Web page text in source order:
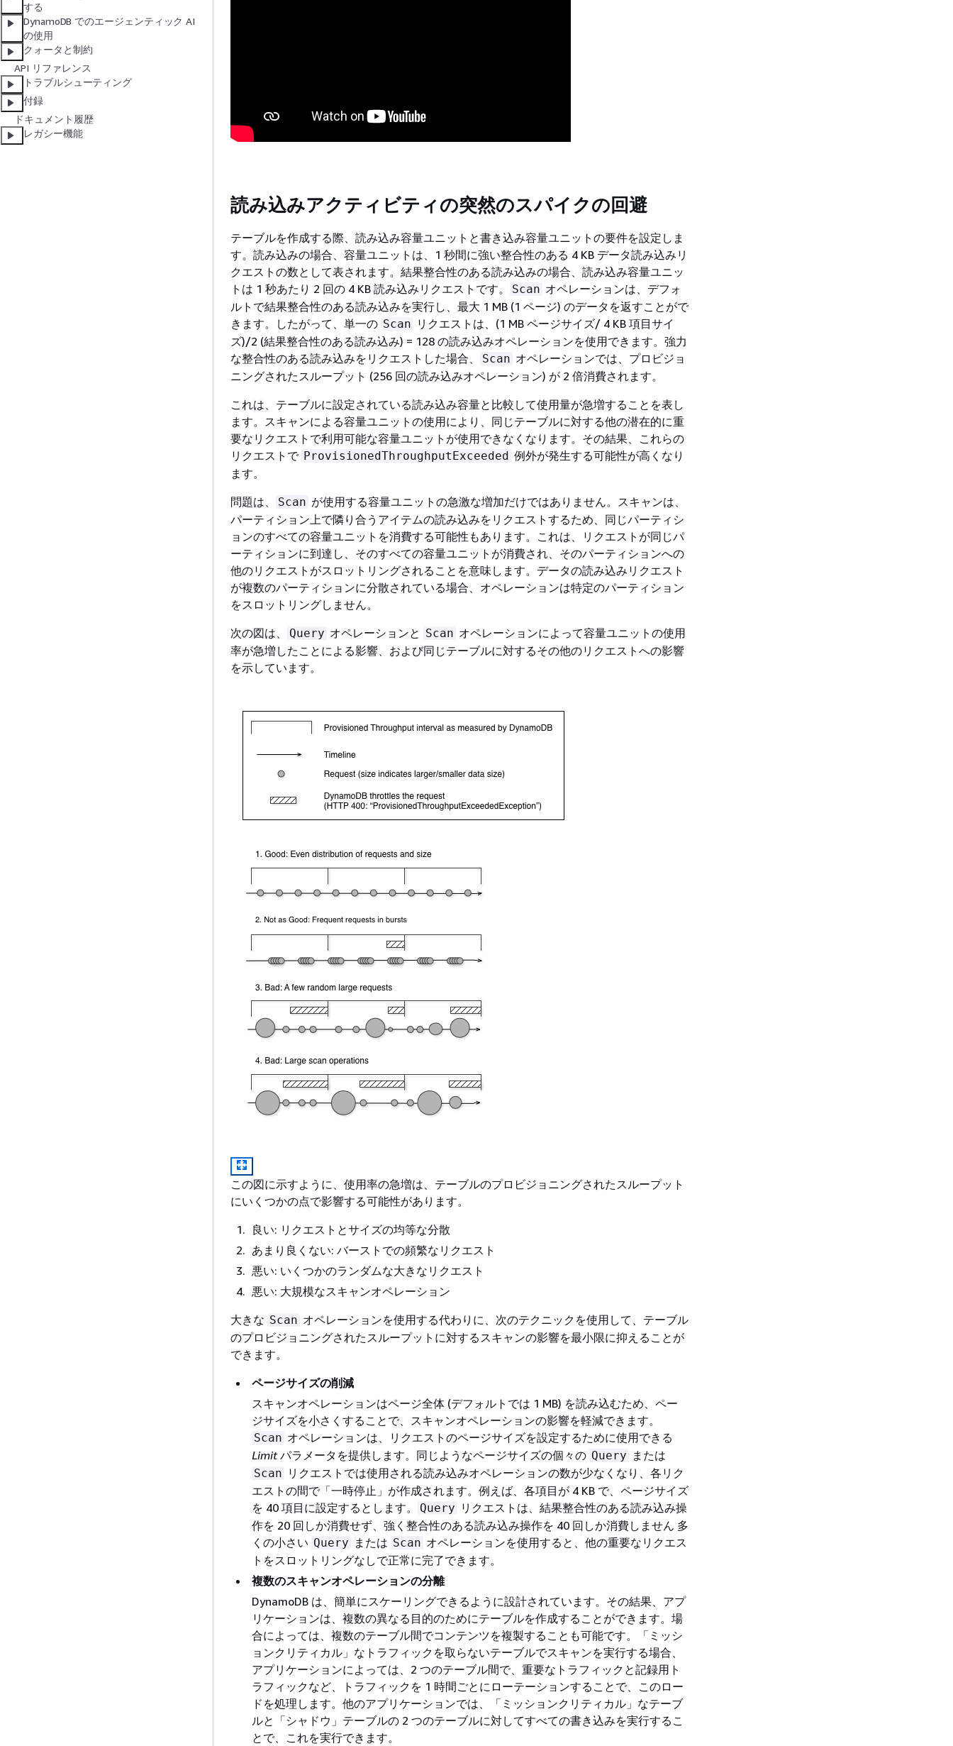
する
DynamoDB でのエージェンティック AI
の使用
クォータと制約
API リファレンス
トラブルシューティング
付録
ドキュメント履歴
レガシー機能
読み込みアクティビティの突然のスパイクの回避
テーブルを作成する際、読み込み容量ユニットと書き込み容量ユニットの要件を設定しま
す。読み込みの場合、容量ユニットは、1 秒間に強い整合性のある 4 KB データ読み込みリ
クエストの数として表されます。結果整合性のある読み込みの場合、読み込み容量ユニッ
トは 1 秒あたり 2 回の 4 KB 読み込みリクエストです。
Scan オペレーションは、デフォ
ルトで結果整合性のある読み込みを実行し、最大 1 MB (1 ページ) のデータを返すことがで
きます。したがって、単一の Scan リクエストは、(1 MB ページサイズ/ 4 KB 項目サイ
ズ)/2 (結果整合性のある読み込み) = 128 の読み込みオペレーションを使用できます。強力
な整合性のある読み込みをリクエストした場合、
Scan オペレーションでは、プロビジョ
ニングされたスループット (256 回の読み込みオペレーション) が 2 倍消費されます。
これは、テーブルに設定されている読み込み容量と比較して使用量が急増することを表し
ます。スキャンによる容量ユニットの使用により、同じテーブルに対する他の潜在的に重
要なリクエストで利用可能な容量ユニットが使用できなくなります。その結果、これらの
リクエストで ProvisionedThroughputExceeded 例外が発生する可能性が高くなり
ます。
問題は、
Scan が使用する容量ユニットの急激な増加だけではありません。スキャンは、
パーティション上で隣り合うアイテムの読み込みをリクエストするため、同じパーティシ
ョンのすべての容量ユニットを消費する可能性もあります。これは、リクエストが同じパ
ーティションに到達し、そのすべての容量ユニットが消費され、そのパーティションへの
他のリクエストがスロットリングされることを意味します。データの読み込みリクエスト
が複数のパーティションに分散されている場合、オペレーションは特定のパーティション
をスロットリングしません。
次の図は、
Query オペレーションと Scan オペレーションによって容量ユニットの使用
率が急増したことによる影響、および同じテーブルに対するその他のリクエストへの影響
を示しています。
この図に示すように、使用率の急増は、テーブルのプロビジョニングされたスループット
にいくつかの点で影響する可能性があります。
良い: リクエストとサイズの均等な分散
あまり良くない: バーストでの頻繁なリクエスト
悪い: いくつかのランダムな大きなリクエスト
悪い: 大規模なスキャンオペレーション
大きな Scan オペレーションを使用する代わりに、次のテクニックを使用して、テーブル
のプロビジョニングされたスループットに対するスキャンの影響を最小限に抑えることが
できます。
ページサイズの削減
スキャンオペレーションはページ全体 (デフォルトでは 1 MB) を読み込むため、ペー
ジサイズを小さくすることで、スキャンオペレーションの影響を軽減できます。
Scan オペレーションは、リクエストのページサイズを設定するために使用できる
Limitパラメータを提供します。同じようなページサイズの個々の Query または
Scan リクエストでは使用される読み込みオペレーションの数が少なくなり、各リク
エストの間で「一時停止」が作成されます。例えば、各項目が 4 KB で、ページサイズ
を 40 項目に設定するとします。
Query リクエストは、結果整合性のある読み込み操
作を 20 回しか消費せず、強く整合性のある読み込み操作を 40 回しか消費しません 多
くの小さい Query または Scan オペレーションを使用すると、他の重要なリクエス
トをスロットリングなしで正常に完了できます。
複数のスキャンオペレーションの分離
DynamoDB は、簡単にスケーリングできるように設計されています。その結果、アプ
リケーションは、複数の異なる目的のためにテーブルを作成することができます。場
合によっては、複数のテーブル間でコンテンツを複製することも可能です。「ミッシ
ョンクリティカル」なトラフィックを取らないテーブルでスキャンを実行する場合、
アプリケーションによっては、2 つのテーブル間で、重要なトラフィックと記録用ト
ラフィックなど、トラフィックを 1 時間ごとにローテーションすることで、このロー
ドを処理します。他のアプリケーションでは、「ミッションクリティカル」なテーブ
ルと「シャドウ」テーブルの 2 つのテーブルに対してすべての書き込みを実行するこ
とで、これを実行できます。